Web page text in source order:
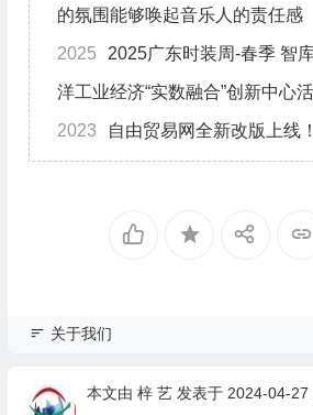
的氛围能够唤起音乐人的责任感
2025 2025广东时装周-春季 智库赋能 共建狮子
洋工业经济“实数融合”创新中心
2023 自由贸易网全新改版上线！
关于我们
本文由 梓 艺发表于 2024-04-27